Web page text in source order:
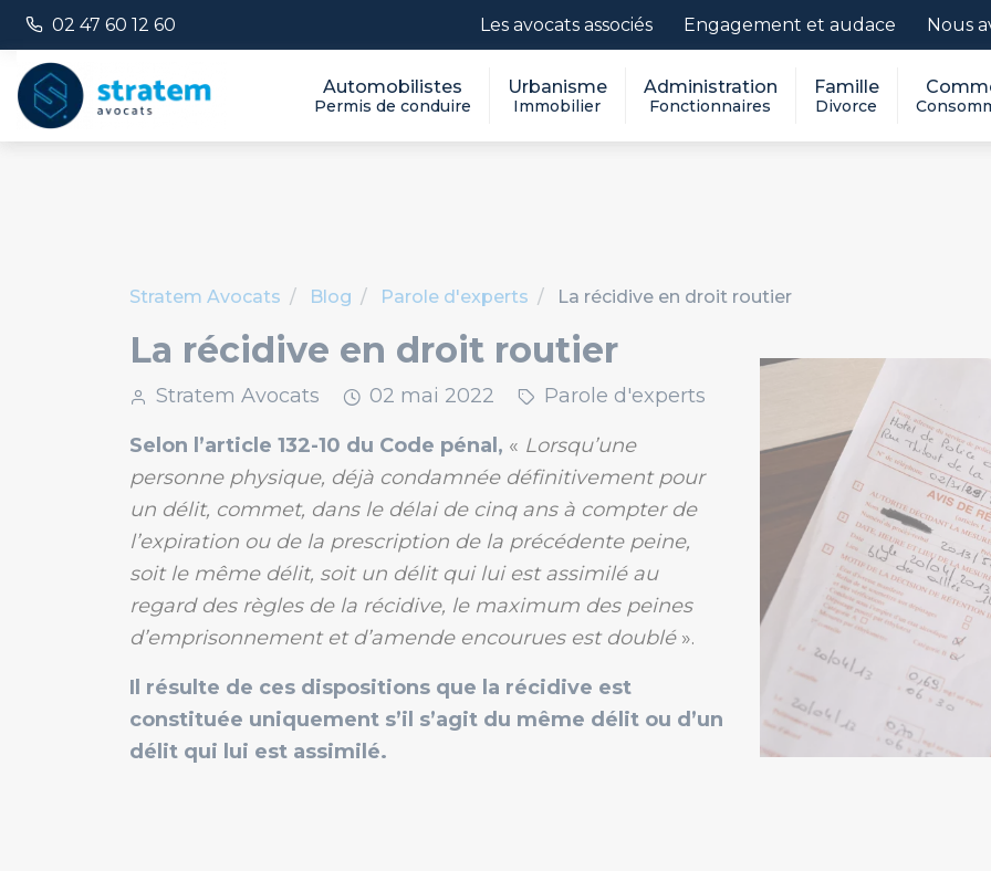
Numéro de téléphone :
02 47 60 12 60 Les avocats associés Engagement et audace Nous
Automobilistes
Permis de conduire
Urbanisme
Immobilier
Administration
Fonctionnaires
Famille
Divorce
Stratem Avocats Blog Parole d'experts La récidive en droit routier
La récidive en droit routier
Stratem Avocats 02 mai 2022 Parole d'experts
Selon l’article 132-10 du Code pénal, « Lorsqu’une
personne physique, déjà condamnée définitivement pour
un délit, commet, dans le délai de cinq ans à compter de
l’expiration ou de la prescription de la précédente peine,
soit le même délit, soit un délit qui lui est assimilé au
regard des règles de la récidive, le maximum des peines
d’emprisonnement et d’amende encourues est doublé».
Il résulte de ces dispositions que la récidive est
constituée uniquement s’il s’agit du même délit ou d’un
délit qui lui est assimilé.
Panneau de gestion des cookies